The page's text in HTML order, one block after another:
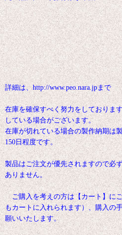
詳細は、http://www.peo.nara.jpまで
在庫を確保すべく努力をしておりま
している場合がございます。
在庫が切れている場合の製作納期は
150日程度です。
製品はご注文が優先されますので必
ありません。
ご購入を考えの方は【カート】に
もカートに入れられます）、購入の
願いいたし